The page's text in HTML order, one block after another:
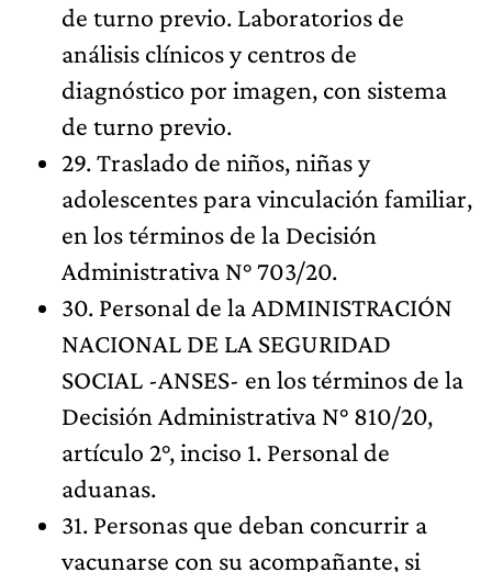
de turno previo. Laboratorios de
análisis clínicos y centros de
diagnóstico por imagen, con sistema
de turno previo.
29. Traslado de niños, niñas y
adolescentes para vinculación familiar,
en los términos de la Decisión
Administrativa N° 703/20.
30. Personal de la ADMINISTRACIÓN
NACIONAL DE LA SEGURIDAD
SOCIAL -ANSES- en los términos de la
Decisión Administrativa N° 810/20,
artículo 2°, inciso 1. Personal de
aduanas.
31. Personas que deban concurrir a
vacunarse con su acompañante, si